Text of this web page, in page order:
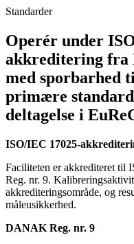
Standarder
Operér under
akkreditering fra
med sporbarhed
primære
deltagelse i
ISO/IEC 17025-
Faciliteten er akkrediteret
Reg. nr. 9.
akkrediteringsområde, og
måleusikkerhed.
DANAK Reg. nr. 9